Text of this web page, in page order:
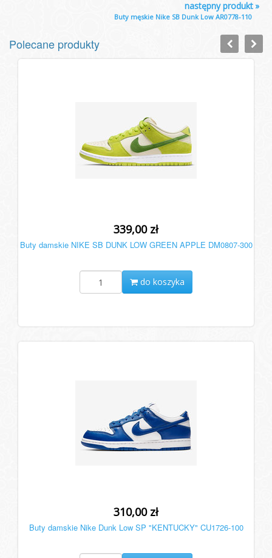
»
następny produkt
Buty męskie Nike SB Dunk Low AR0778-110
Polecane produkty
339,00 zł
Buty damskie NIKE SB DUNK LOW GREEN APPLE DM0807-300
do koszyka
310,00 zł
Buty damskie Nike Dunk Low SP "KENTUCKY" CU1726-100